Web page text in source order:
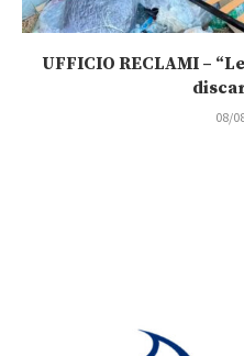
UFFICIO RECLAMI –
08/